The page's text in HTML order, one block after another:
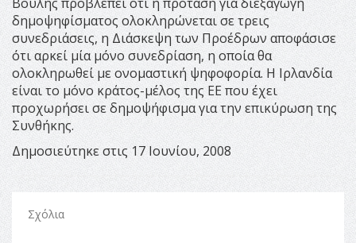
δημοψηφίσματος ολοκληρώνεται σε τρεις
συνεδριάσεις, η Διάσκεψη των Προέδρων αποφάσισε
ότι αρκεί μία μόνο συνεδρίαση, η οποία θα
ολοκληρωθεί με ονομαστική ψηφοφορία. Η Ιρλανδία
είναι το μόνο κράτος-μέλος της ΕΕ που έχει
προχωρήσει σε δημοψήφισμα για την επικύρωση της
Συνθήκης.
Δημοσιεύτηκε στις 17 Ιουνίου, 2008
Σχόλια